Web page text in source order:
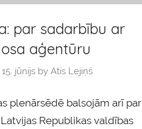
par sadarbību ar
aģentūru
jūnijs byAtis Lejiņš
plenārsēdē balsojām arī par
Republikas valdības